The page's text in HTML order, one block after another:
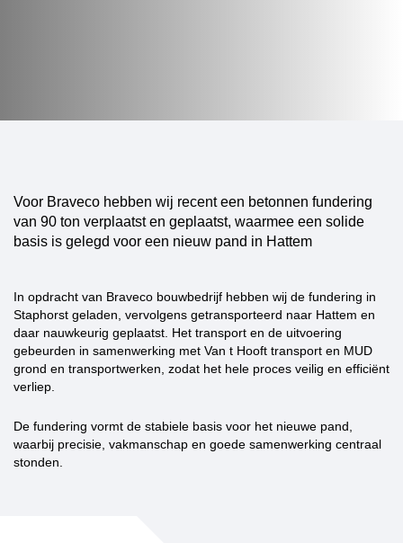
Voor Braveco hebben wij recent een betonnen fundering
van 90 ton verplaatst en geplaatst, waarmee een solide
basis is gelegd voor een nieuw pand in Hattem
In opdracht van Braveco bouwbedrijf hebben wij de fundering in
Staphorst geladen, vervolgens getransporteerd naar Hattem en
daar nauwkeurig geplaatst. Het transport en de uitvoering
gebeurden in samenwerking met Van t Hooft transport en MUD
grond en transportwerken, zodat het hele proces veilig en efficiënt
verliep.
De fundering vormt de stabiele basis voor het nieuwe pand,
waarbij precisie, vakmanschap en goede samenwerking centraal
stonden.